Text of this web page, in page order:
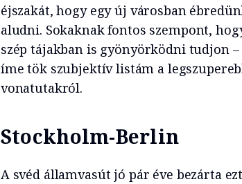
éjszakát, hogy egy új városban
aludni. Sokaknak fontos szempont,
szép tájakban is gyönyörködni tudjon
íme tök szubjektív listám a
vonatutakról.
Stockholm-Berlin
A svéd államvasút jó pár éve bezárta